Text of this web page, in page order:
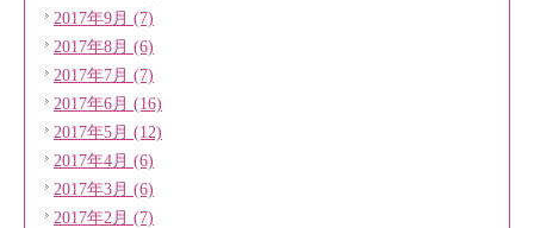
2017年9月 (7)
2017年8月 (6)
2017年7月 (7)
2017年6月 (16)
2017年5月 (12)
2017年4月 (6)
2017年3月 (6)
2017年2月 (7)